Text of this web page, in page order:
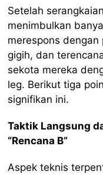
Setelah
menimbulkan
merespons dengan
gigih, dan
sekota mereka
leg. Berikut tiga
signifikan ini.
Taktik Langsung
“Rencana B”
Aspek teknis